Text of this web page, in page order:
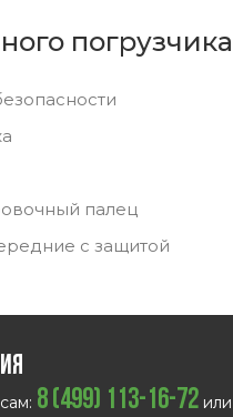
палец
с защитой
8 (499) 113-16-72